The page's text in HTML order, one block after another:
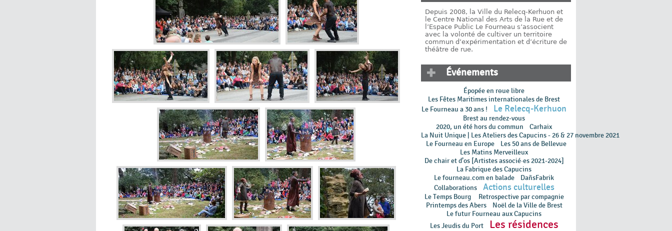
Depuis 2008, la Ville du Relecq-Kerhuon et
le Centre National des Arts de la Rue et de
l’Espace Public Le Fourneau s’associent
avec la volonté de cultiver un territoire
commun d’expérimentation et d’écriture de
théâtre de rue.
Événements
Épopée en rɵue libre
Les Fêtes Maritimes internationales de Brest
Le Fourneau a 30 ans !
Le Relecq-Kerhuon
Brest au rendez-vous
2020, un été hors du commun
Carhaix
La Nuit Unique | Les Ateliers des Capucins - 26 & 27 novembre 2021
Le Fourneau en Europe
Les 50 ans de Bellevue
Les Matins Merveilleux
De chair et d’os [Artistes associé·es 2021-2024]
La Fabrique des Capucins
Le fourneau.com en balade
DañsFabrik
Collaborations
Actions culturelles
Le Temps Bourg
Retrospective par compagnie
Printemps des Abers
Noël de la Ville de Brest
Le futur Fourneau aux Capucins
Les Jeudis du Port
Les résidences